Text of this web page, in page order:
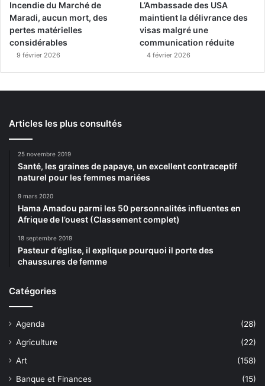
Incendie du Marché de
Maradi, aucun mort, des
pertes matérielles
considérables
9 février 2026
L’Ambassade des USA
maintient la délivrance des
visas malgré une
communication réduite
4 février 2026
Articles les plus consultés
25 novembre 2019
Santé, les graines de papaye, un excellent contraceptif
naturel pour les femmes mariées
9 mars 2020
Hama Amadou parmi les 50 personnalités influentes en
Afrique de l’ouest (Classement complet)
18 septembre 2019
Pasteur d’église, il explique pourquoi il porte des
chaussures de femme
Catégories
Agenda
(28)
Agriculture
(22)
Art
(158)
Banque et Finances
(15)